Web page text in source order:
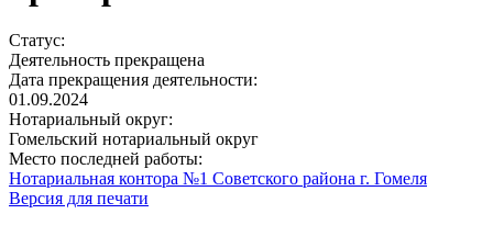
Статус:
Деятельность прекращена
Дата прекращения деятельности:
01.09.2024
Нотариальный округ:
Гомельский нотариальный округ
Место последней работы:
Нотариальная контора №1 Советского района г. Гомеля
Версия для печати